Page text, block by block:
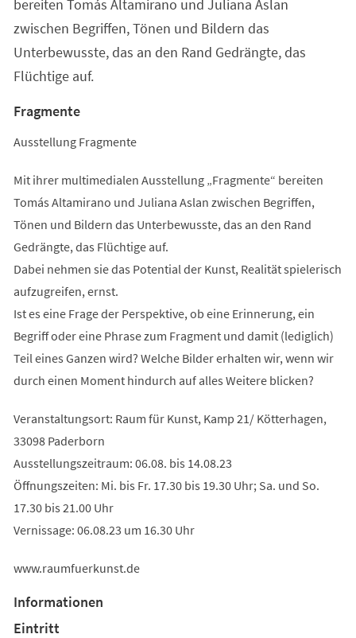
bereiten Tomás Altamirano und Juliana Aslan
zwischen Begriffen, Tönen und Bildern das
Unterbewusste, das an den Rand Gedrängte, das
Flüchtige auf.
Fragmente
Ausstellung Fragmente
Mit ihrer multimedialen Ausstellung „Fragmente“ bereiten
Tomás Altamirano und Juliana Aslan zwischen Begriffen,
Tönen und Bildern das Unterbewusste, das an den Rand
Gedrängte, das Flüchtige auf.
Dabei nehmen sie das Potential der Kunst, Realität spielerisch
aufzugreifen, ernst.
Ist es eine Frage der Perspektive, ob eine Erinnerung, ein
Begriff oder eine Phrase zum Fragment und damit (lediglich)
Teil eines Ganzen wird? Welche Bilder erhalten wir, wenn wir
durch einen Moment hindurch auf alles Weitere blicken?
Veranstaltungsort: Raum für Kunst, Kamp 21/ Kötterhagen,
33098 Paderborn
Ausstellungszeitraum: 06.08. bis 14.08.23
Öffnungszeiten: Mi. bis Fr. 17.30 bis 19.30 Uhr; Sa. und So.
17.30 bis 21.00 Uhr
Vernissage: 06.08.23 um 16.30 Uhr
www.raumfuerkunst.de
Informationen
Eintritt